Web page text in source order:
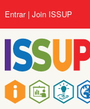
para
o
conteúdo
principal
Navegação
principal
Menu
da
conta
do
usuário
Entrar Join ISSUP